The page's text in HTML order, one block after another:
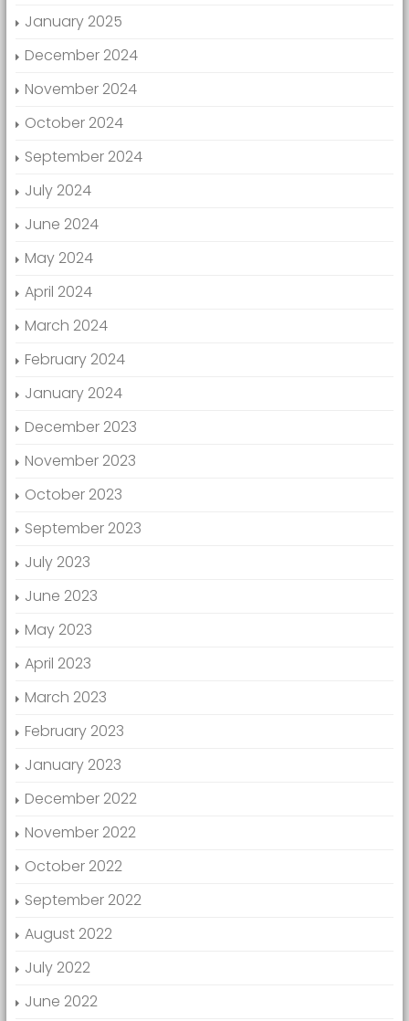
January 2025
December 2024
November 2024
October 2024
September 2024
July 2024
June 2024
May 2024
April 2024
March 2024
February 2024
January 2024
December 2023
November 2023
October 2023
September 2023
July 2023
June 2023
May 2023
April 2023
March 2023
February 2023
January 2023
December 2022
November 2022
October 2022
September 2022
August 2022
July 2022
June 2022